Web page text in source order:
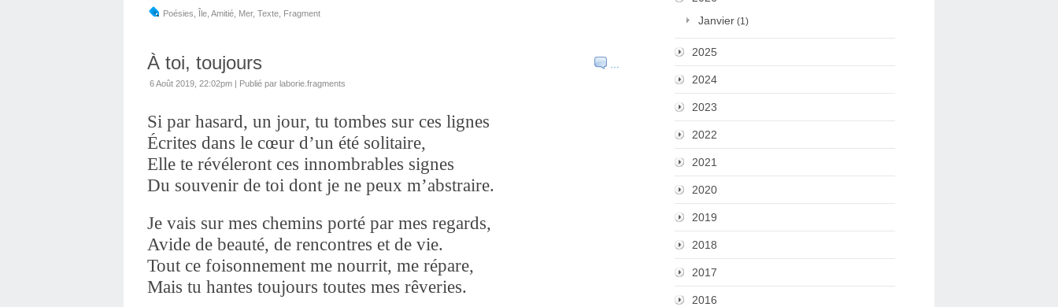
Poésies Île Amitié Mer, Texte Fragment
…
À toi, toujours
6 Août 2019, 22:02pm | Publié par laborie.fragments
Si par hasard, un jour, tu tombes sur ces lignes
Écrites dans le cœur d’un été solitaire,
Elle te révéleront ces innombrables signes
Du souvenir de toi dont je ne peux m’abstraire.
Je vais sur mes chemins porté par mes regards,
Avide de beauté, de rencontres et de vie.
Tout ce foisonnement me nourrit, me répare,
Mais tu hantes toujours toutes mes rêveries.
Janvier (1)
2025
2024
2023
2022
2021
2020
2019
2018
2017
2016